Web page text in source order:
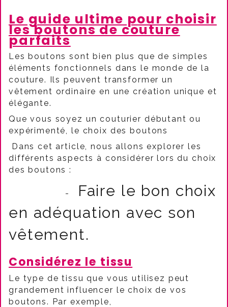
Le guide ultime pour choisir
les boutons de couture
parfaits
Les boutons sont bien plus que de simples
éléments fonctionnels dans le monde de la
couture. Ils peuvent transformer un
vêtement ordinaire en une création unique et
élégante.
Que vous soyez un couturier débutant ou
expérimenté, le choix des boutons
Dans cet article, nous allons explorer les
différents aspects à considérer lors du choix
des boutons :
-
Faire le bon choix
en adéquation avec son
vêtement.
Considérez le tissu
Le type de tissu que vous utilisez peut
grandement influencer le choix de vos
boutons. Par exemple,